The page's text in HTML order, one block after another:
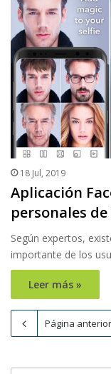
18 Jul, 2019
Aplicación
personales
Según expertos,
importante de los
Leer más »
Página anterior